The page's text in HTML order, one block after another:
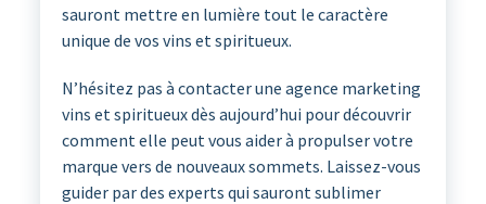
sauront mettre en lumière tout le caractère
unique de vos vins et spiritueux.
N’hésitez pas à contacter une agence marketing
vins et spiritueux dès aujourd’hui pour découvrir
comment elle peut vous aider à propulser votre
marque vers de nouveaux sommets. Laissez-vous
guider par des experts qui sauront sublimer